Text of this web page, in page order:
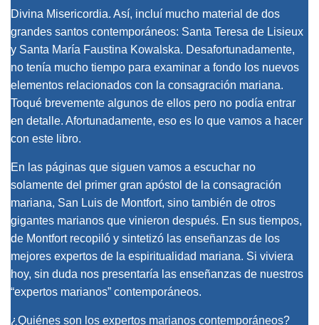
Divina Misericordia. Así, incluí mucho material de dos
grandes santos contemporáneos: Santa Teresa de Lisieux
y Santa María Faustina Kowalska. Desafortunadamente,
no tenía mucho tiempo para examinar a fondo los nuevos
elementos relacionados con la consagración mariana.
Toqué brevemente algunos de ellos pero no podía entrar
en detalle. Afortunadamente, eso es lo que vamos a hacer
con este libro.
En las páginas que siguen vamos a escuchar no
solamente del primer gran apóstol de la consagración
mariana, San Luis de Montfort, sino también de otros
gigantes marianos que vinieron después. En sus tiempos,
de Montfort recopiló y sintetizó las enseñanzas de los
mejores expertos de la espiritualidad mariana. Si viviera
hoy, sin duda nos presentaría las enseñanzas de nuestros
“expertos marianos” contemporáneos.
¿Quiénes son los expertos marianos contemporáneos?